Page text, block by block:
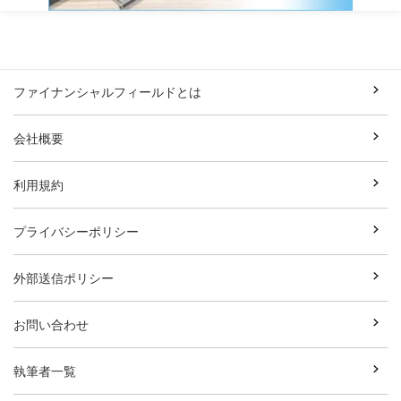
ファイナンシャルフィールドとは
会社概要
利用規約
プライバシーポリシー
外部送信ポリシー
お問い合わせ
執筆者一覧